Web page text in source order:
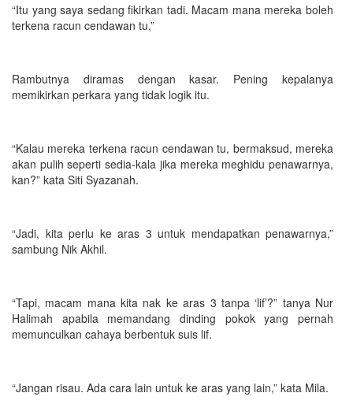
“Itu yang saya sedang fikirkan tadi. Macam mana mereka boleh
terkena racun cendawan tu,”
Rambutnya diramas dengan kasar. Pening kepalanya
memikirkan perkara yang tidak logik itu.
“Kalau mereka terkena racun cendawan tu, bermaksud, mereka
akan pulih seperti sedia-kala jika mereka meghidu penawarnya,
kan?” kata Siti Syazanah.
“Jadi, kita perlu ke aras 3 untuk mendapatkan penawarnya,”
sambung Nik Akhil.
“Tapi, macam mana kita nak ke aras 3 tanpa ‘lif’?” tanya Nur
Halimah apabila memandang dinding pokok yang pernah
memunculkan cahaya berbentuk suis lif.
“Jangan risau. Ada cara lain untuk ke aras yang lain,” kata Mila.